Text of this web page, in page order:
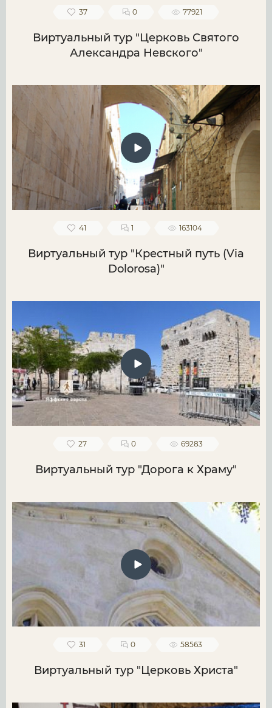
37 0 77921
Виртуальный тур "Церковь Святого
Александра Невского"
41 1 163104
Виртуальный тур "Крестный путь (Via
Dolorosa)"
27 0 69283
Виртуальный тур "Дорога к Храму"
31 0 58563
Виртуальный тур "Церковь Христа"